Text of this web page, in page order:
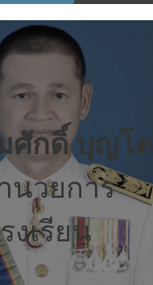
ศักดิ์ บุญโต
นวยการ
งเรียน